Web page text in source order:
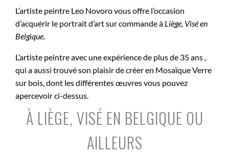
L’artiste peintre Leo Novoro vous offre l’occasion
d’acquérir le portrait d’art sur commande à Liège, Visé en
Belgique.
L’artiste peintre avec une expérience de plus de 35 ans ,
qui a aussi trouvé son plaisir de créer en Mosaïque Verre
sur bois, dont les différentes œuvres vous pouvez
apercevoir ci-dessus.
À LIÈGE, VISÉ EN BELGIQUE OU
AILLEURS